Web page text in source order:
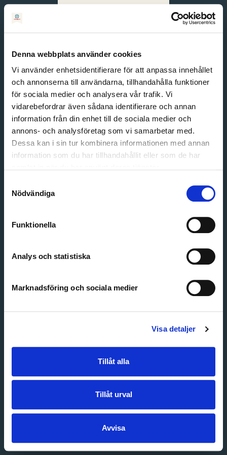
Denna webbplats använder cookies
Vi använder enhetsidentifierare för att anpassa innehållet
och annonserna till användarna, tillhandahålla funktioner
för sociala medier och analysera vår trafik. Vi
vidarebefordrar även sådana identifierare och annan
information från din enhet till de sociala medier och
annons- och analysföretag som vi samarbetar med.
Dessa kan i sin tur kombinera informationen med annan
information som du har tillhandahållit eller som de har
Nödvändiga
Funktionella
Analys och statistiska
Marknadsföring och sociala medier
Visa detaljer
Tillåt alla
Tillåt urval
Avvisa
English
Svenska
Email address
Customer service